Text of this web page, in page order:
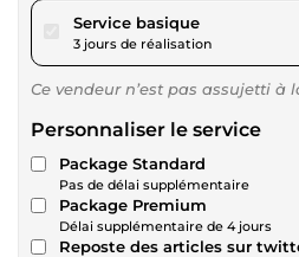
Service basiquepour 57,78
3 jours de réalisation
Ce vendeur n’est pas assujetti à
Personnaliser le service
Package Standard
Pas de délai supplémentaire
Package Premium
Délai supplémentaire de 4 jours
Reposte des articles sur